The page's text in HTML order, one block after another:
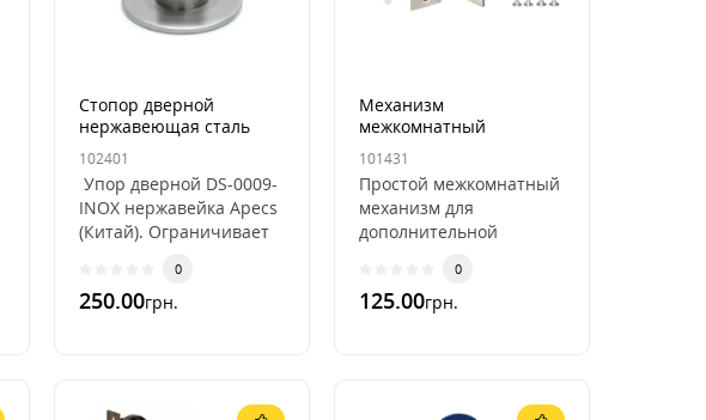
Стопор дверной
нержавеющая сталь
Apecs DS-009 INNOX
102401
Упор дверной DS-0009-
INOX нержавейка Apecs
(Китай). Ограничивает
стены и плинтус от
ударов. Ку..
0
250.00грн.
Механизм
межкомнатный
задвижка Apecs L-0126
(под фиксатор 6мм)
101431
Простой межкомнатный
механизм для
дополнительной
вана комната, туалет,
спальня .. Небольшой
0
125.00грн.